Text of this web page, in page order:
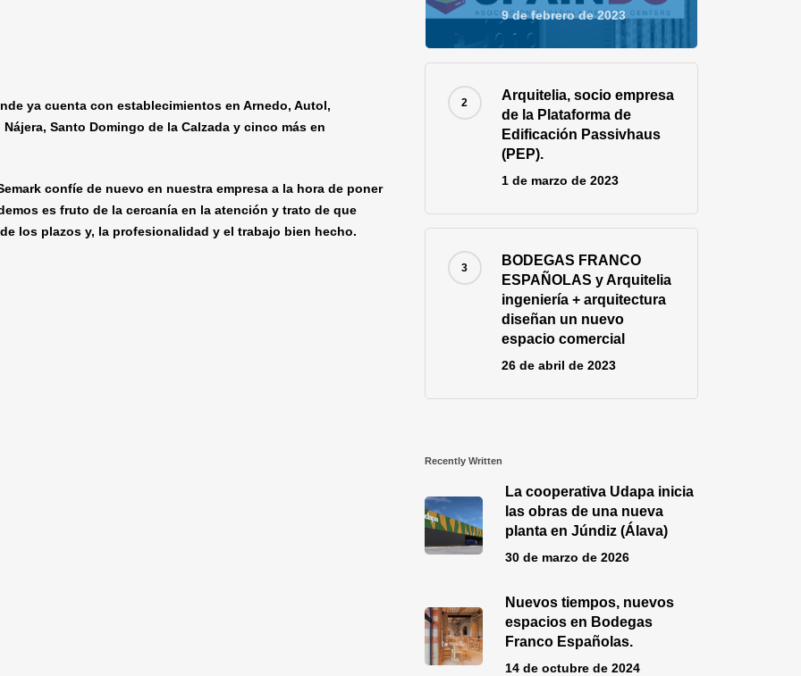
ya cuenta con establecimientos en Arnedo, Autol,
Santo Domingo de la Calzada y cinco más en
confíe de nuevo en nuestra empresa a la hora de poner
es fruto de la cercanía en la atención y trato de que
los plazos y, la profesionalidad y el trabajo bien hecho.
9 de febrero de 2023
Arquitelia, socio empresa
de la Plataforma de
Edificación Passivhaus
(PEP).
1 de marzo de 2023
BODEGAS FRANCO
ESPAÑOLAS y Arquitelia
ingeniería + arquitectura
diseñan un nuevo
espacio comercial
26 de abril de 2023
Recently Written
La cooperativa Udapa inicia
las obras de una nueva
planta en Júndiz (Álava)
30 de marzo de 2026
Nuevos tiempos, nuevos
espacios en Bodegas
Franco Españolas.
14 de octubre de 2024